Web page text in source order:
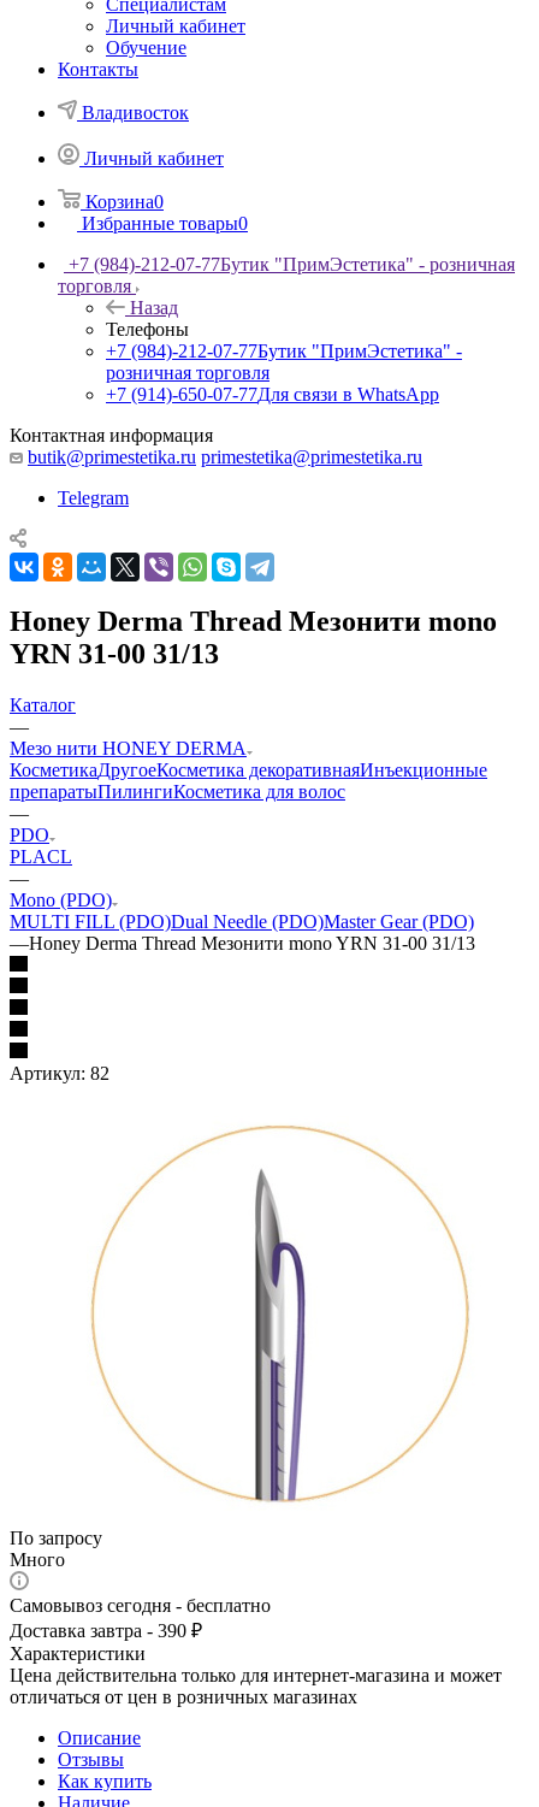
Специалистам
Личный кабинет
Обучение
Контакты
Владивосток
Личный кабинет
Корзина0
Избранные товары0
+7 (984)-212-07-77Бутик "ПримЭстетика" - розничная
торговля
Назад
Телефоны
+7 (984)-212-07-77Бутик "ПримЭстетика" -
розничная торговля
+7 (914)-650-07-77Для связи в WhatsApp
Контактная информация
butik@primestetika.ru primestetika@primestetika.ru
Telegram
Honey Derma Thread Мезонити mono
YRN 31-00 31/13
Каталог
—
Мезо нити HONEY DERMA
КосметикаДругоеКосметика декоративнаяИнъекционные
препаратыПилингиКосметика для волос
—
PDO
PLACL
—
Mono (PDO)
MULTI FILL (PDO)Dual Needle (PDO)Master Gear (PDO)
—Honey Derma Thread Мезонити mono YRN 31-00 31/13
Артикул: 82
По запросу
Много
Самовывоз сегодня - бесплатно
Доставка завтра - 390 ₽
Характеристики
Цена действительна только для интернет-магазина и может
отличаться от цен в розничных магазинах
Описание
Отзывы
Как купить
Наличие